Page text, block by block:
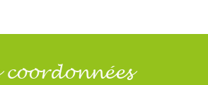
coordonnées